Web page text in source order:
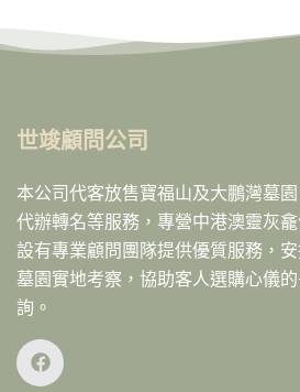
世竣顧問公司
本公司代客放售寶福山及大鵬灣墓
代辦轉名等服務，專營中港澳靈灰
設有專業顧問團隊提供優質服務，
墓園實地考察，協助客人選購心儀
詢。